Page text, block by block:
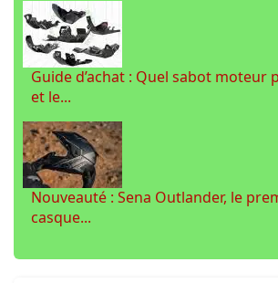
Guide d’achat : Quel sabot moteur
et le...
Nouveauté : Sena Outlander, le
casque...